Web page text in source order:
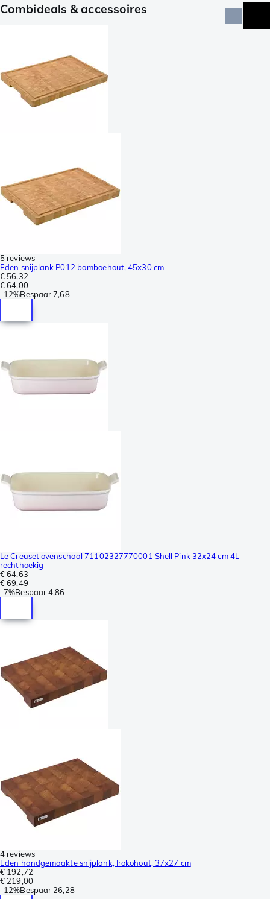
Combideals & accessoires
5 reviews
Eden snijplank P012 bamboehout, 45x30 cm
€ 56,32
€ 64,00
-12%Bespaar 7,68
Le Creuset ovenschaal 71102327770001 Shell Pink 32x24 cm 4L
rechthoekig
€ 64,63
€ 69,49
-7%Bespaar4,86
4 reviews
Eden handgemaakte snijplank, Irokohout, 37x27 cm
€ 192,72
€ 219,00
-12%Bespaar 26,28